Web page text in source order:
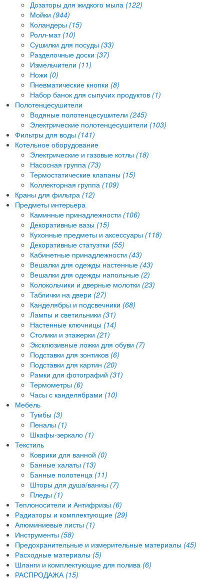
Дозаторы для жидкого мыла (122)
Мойки (944)
Коландеры (15)
Ролл-мат (10)
Сушилки для посуды (33)
Разделочные доски (37)
Измельчители (11)
Ножи (0)
Пневматические кнопки (8)
Набор банок для сыпучих продуктов (1)
Полотенцесушители
Водяные полотенцесушители (245)
Электрические полотенцесушители (103)
Фильтры для воды (141)
Котельное оборудование
Электрические и газовые котлы (18)
Насосная группа (73)
Термостатические клапаны (15)
Коллекторная группа (109)
Краны для фильтра (12)
Предметы интерьера
Каминные принадлежности (106)
Декоративные вазы (15)
Кухонные предметы и аксессуары (118)
Декоративные статуэтки (55)
Кабинетные принадлежности (43)
Вешалки для одежды настенные (43)
Вешалки для одежды напольные (2)
Колокольчики и дверные молотки (23)
Таблички на двери (27)
Канделябры и подсвечники (68)
Лампы и светильники (31)
Настенные ключницы (14)
Столики и этажерки (21)
Эксклюзивные ложки для обуви (7)
Подставки для зонтиков (6)
Подставки для картин (20)
Рамки для фотографий (31)
Термометры (6)
Часы с канделябрами (10)
Мебель
Тумбы (3)
Пеналы (1)
Шкафы-зеркало (1)
Текстиль
Коврики для ванной (0)
Банные халаты (13)
Банные полотенца (11)
Шторы для душа/ванны (7)
Пледы (1)
Теплоносители и Антифризы (6)
Радиаторы и комплектующие (29)
Алюминиевые листы (1)
Инструменты (58)
Предохранительные и измерительные материалы (45)
Расходные материалы (5)
Шланги и комплектующие для полива (6)
РАСПРОДАЖА (15)